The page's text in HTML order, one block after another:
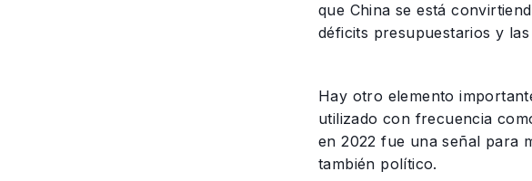
que China se está
déficits presupuestarios y
Hay otro elemento
utilizado con frecuencia
en 2022 fue una señal para
también político.